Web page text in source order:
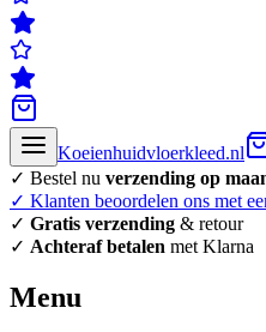
Koeienhuidvloerkleed.nl
✓ Bestel nu verzending op
✓ Klanten beoordelen ons met
✓ Gratis verzending & retour
✓ Achteraf betalen met Klarna
Menu